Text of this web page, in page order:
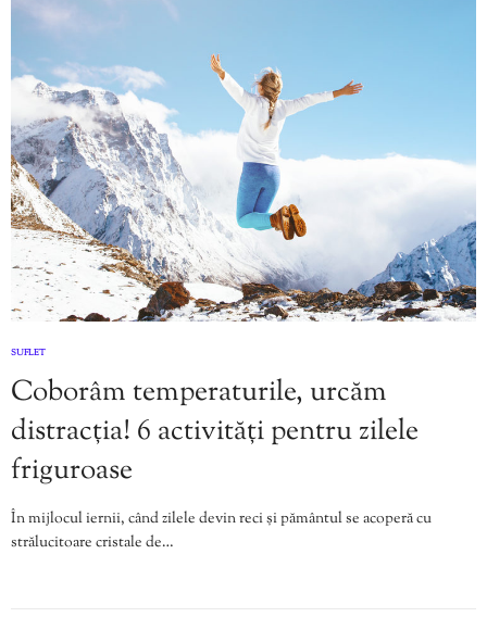
SUFLET
Coborâm temperaturile, urcăm
distracția! 6 activități pentru zilele
friguroase
În mijlocul iernii, când zilele devin reci și pământul se acoperă cu
strălucitoare cristale de…